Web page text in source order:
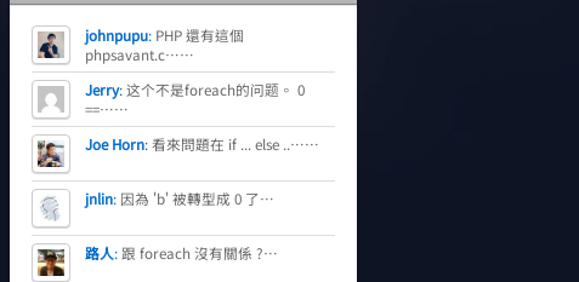
johnpupu: PHP 還有這個
phpsavant.c……
Jerry:这个不是foreach的问题。 0
==……
Joe Horn:看來問題在 if ... else ..……
jnlin: 因為 'b' 被轉型成 0 了…
路人: 跟 foreach 沒有關係 ?…